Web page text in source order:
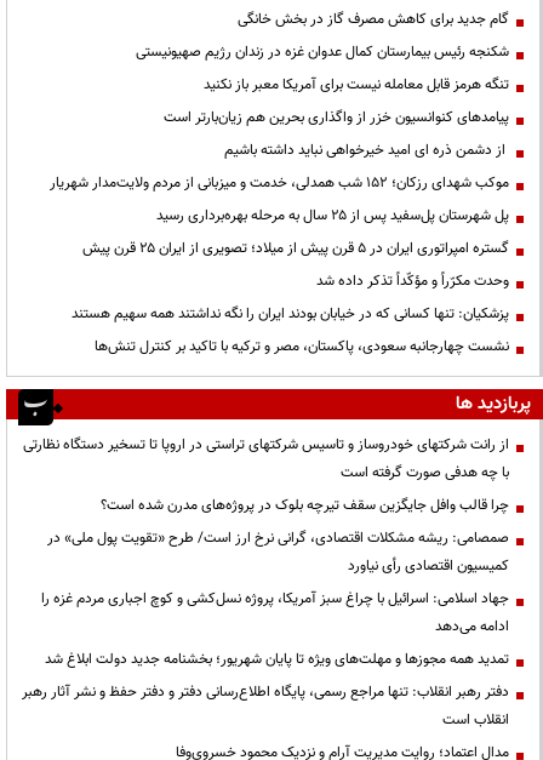
گام جدید برای کاهش مصرف گاز در بخش خانگی
شکنجه رئیس بیمارستان کمال عدوان غزه در زندان رژیم صهیونیستی
تنگه هرمز قابل معامله نیست برای آمریکا معبر باز نکنید
پیامدهای کنوانسیون خزر از واگذاری بحرین هم زیان‌بارتر است
از دشمن ذره ای امید خیرخواهی نباید داشته باشیم
موکب شهدای رزکان؛ ۱۵۲ شب همدلی، خدمت و میزبانی از مردم ولایت‌مدار شهریار
پل شهرستان پل‌سفید پس از ۲۵ سال به مرحله بهره‌برداری رسید
گستره امپراتوری ایران در ۵ قرن پیش از میلاد؛ تصویری از ایران ۲۵ قرن پیش
وحدت مکرّراً و مؤکّداً تذکر داده شد
پزشکیان: تنها کسانی که در خیابان بودند ایران را نگه نداشتند همه سهیم هستند
نشست چهارجانبه سعودی، پاکستان، مصر و ترکیه با تاکید بر کنترل تنش‌ها
پربازدید ها
از رانت‌ شرکتهای خودروساز و تاسیس شرکتهای تراستی در اروپا تا تسخیر دستگاه نظارتی
با چه هدفی صورت گرفته است
چرا قالب وافل جایگزین سقف تیرچه بلوک در پروژه‌های مدرن شده است؟
صمصامی: ریشه مشکلات اقتصادی، گرانی نرخ ارز است/ طرح «تقویت پول ملی» در
کمیسیون اقتصادی رأی نیاورد
جهاد اسلامی: اسرائیل با چراغ سبز آمریکا، پروژه نسل‌کشی و کوچ اجباری مردم غزه را
ادامه می‌دهد
تمدید همه مجوزها و مهلت‌های ویژه تا پایان شهریور؛ بخشنامه جدید دولت ابلاغ شد
دفتر رهبر انقلاب: تنها مراجع رسمی، پایگاه اطلاع‌رسانی دفتر و دفتر حفظ و نشر آثار رهبر
انقلاب است
مدالِ اعتماد؛ روایت مدیریت آرام و نزدیک محمود خسروی‌وفا